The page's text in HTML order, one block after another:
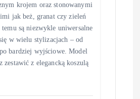
krojem oraz stonowanymi
jak beż, granat czy zieleń
są niezwykle uniwersalne
w wielu stylizacjach – od
bardziej wyjściowe. Model
zestawić z elegancką koszulą